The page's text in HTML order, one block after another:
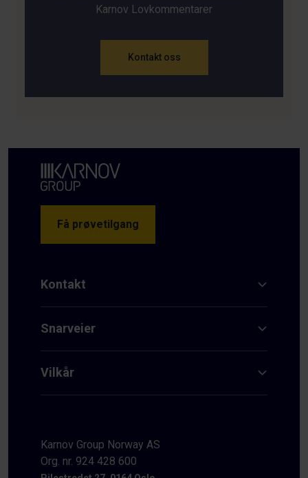
Karnov Lovkommentarer
Kontakt oss
Få prøvetilgang
Kontakt
Snarveier
Vilkår
Karnov Group Norway AS
Org. nr. 924 428 600